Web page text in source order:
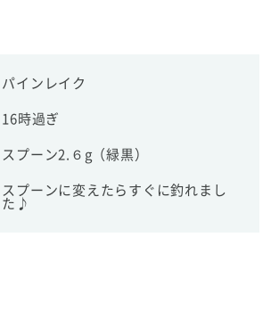
パインレイク
16時過ぎ
スプーン2.６g（緑黒）
スプーンに変えたらすぐに釣れまし
た♪